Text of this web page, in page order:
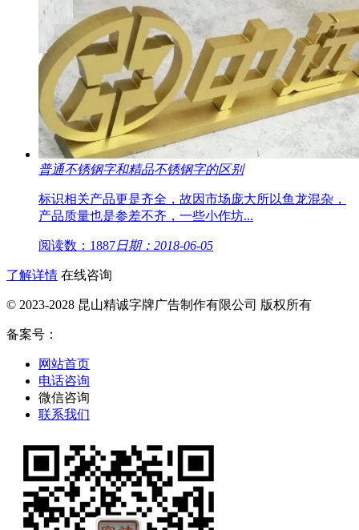
普通不锈钢字和精品不锈钢字的区别
标识相关产品更是齐全，故因市场庞大所以鱼龙混杂，
产品质量也是参差不齐，一些小作坊...
阅读数：1887日期：2018-06-05
了解详情 在线咨询
© 2023-2028 昆山精诚字牌广告制作有限公司 版权所有
备案号：
网站首页
电话咨询
微信咨询
联系我们